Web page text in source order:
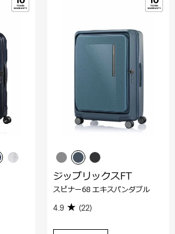
ジップリックスFT
スピナー68 エキスパンダブル
4.9 (22)